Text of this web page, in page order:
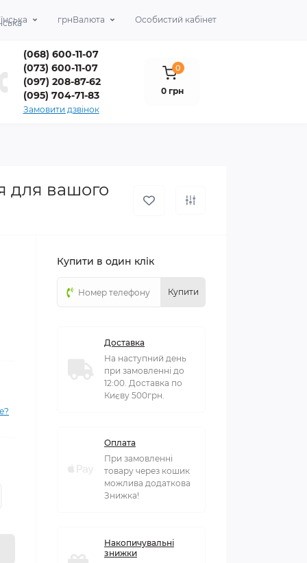
грнВалюта Особистий кабінет
(068) 600-11-07
(073) 600-11-07
(097) 208-87-62
(095) 704-71-83
Замовити дзвінок
0
0 грн
для вашого
Купити в один клік
Купити
Доставка
На наступний день
при замовленні до
12:00. Доставка по
Києву 500грн.
Оплата
При замовленні
товару через кошик
можлива додаткова
Знижка!
Накопичувальні
знижки